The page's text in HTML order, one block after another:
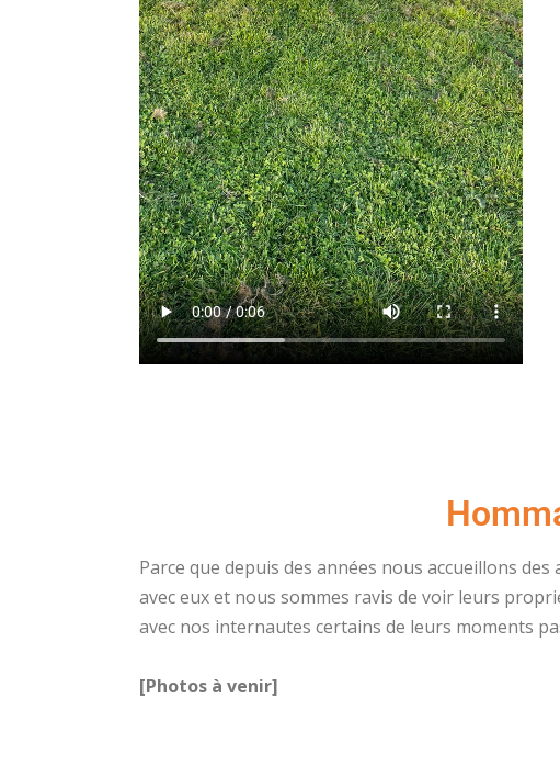
Parce que depuis des années nous accueillons
avec eux et nous sommes ravis de voir leurs
avec nos internautes certains de leurs moments
[Photos à venir]